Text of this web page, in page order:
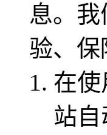
息。
验、
在
站